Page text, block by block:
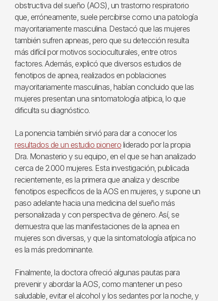
obstructiva del sueño (AOS), un trastorno respiratorio
que, erróneamente, suele percibirse como una patología
mayoritariamente masculina. Destacó que las mujeres
también sufren apneas, pero que su detección resulta
más difícil por motivos socioculturales, entre otros
factores. Además, explicó que diversos estudios de
fenotipos de apnea, realizados en poblaciones
mayoritariamente masculinas, habían concluido que las
mujeres presentan una sintomatología atípica, lo que
dificulta su diagnóstico.
La ponencia también sirvió para dar a conocer los
resultados de un estudio pionero liderado por la propia
Dra. Monasterio y su equipo, en el que se han analizado
cerca de 2.000 mujeres. Esta investigación, publicada
recientemente, es la primera que analiza y describe
fenotipos específicos de la AOS en mujeres, y supone un
paso adelante hacia una medicina del sueño más
personalizada y con perspectiva de género. Así, se
demuestra que las manifestaciones de la apnea en
mujeres son diversas, y que la sintomatología atípica no
es la más predominante.
Finalmente, la doctora ofreció algunas pautas para
prevenir y abordar la AOS, como mantener un peso
saludable, evitar el alcohol y los sedantes por la noche, y